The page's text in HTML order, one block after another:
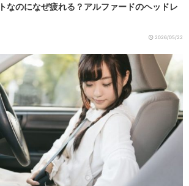
なのになぜ疲れる？アルファードのヘッドレ
2026/05/22